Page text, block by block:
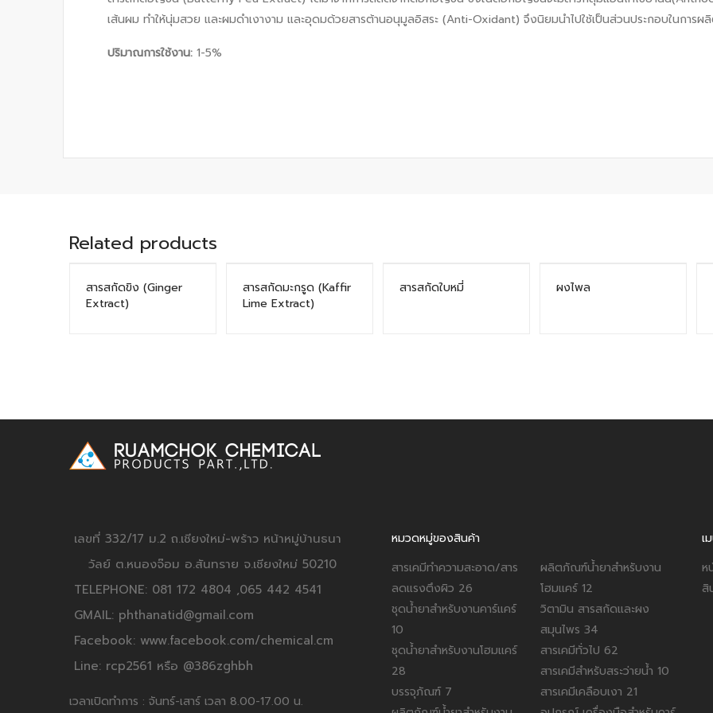
เส้นผม ทำให้นุ่มสวย และผมดำเงางาม และอุดมด้วยสารต้านอนุมูลอิสระ (Anti-Oxidant) จึงนิยมนำไปใช้เป็นส่วนประกอบในการผ
ปริมาณการใช้งาน: 1-5%
Related products
สารสกัดขิง (Ginger
Extract)
สารสกัดมะกรูด (Kaffir
Lime Extract)
สารสกัดใบหมี่ ผงไพล
เลขที่ 332/17 ม.2 ถ.เชียงใหม่-พร้าว หน้าหมู่บ้านธนา
วัลย์ ต.หนองจ๊อม อ.สันทราย จ.เชียงใหม่ 50210
TELEPHONE: 081 172 4804 ,065 442 4541
GMAIL: phthanatid@gmail.com
Facebook: www.facebook.com/chemical.cm
Line: rcp2561 หรือ @386zghbh
เวลาเปิดทำการ : จันทร์-เสาร์ เวลา 8.00-17.00 น.
หมวดหมู่ของสินค้า
สารเคมีทำความสะอาด/สาร
ลดแรงตึงผิว 26
ชุดน้ำยาสำหรับงานคาร์แคร์
10
ชุดน้ำยาสำหรับงานโฮมแคร์
28
บรรจุภัณฑ์ 7
ผลิตภัณฑ์น้ำยาสำหรับงาน
โฮมแคร์ 12
วิตามิน สารสกัดและผง
สมุนไพร 34
สารเคมีทั่วไป 62
สารเคมีสำหรับสระว่ายน้ำ 10
สารเคมีเคลือบเงา 21
เ
ห
สิ